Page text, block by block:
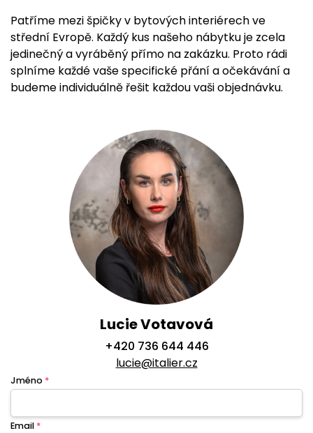
Patříme mezi špičky v bytových interiérech ve
střední Evropě. Každý kus našeho nábytku je zcela
jedinečný a vyráběný přímo na zakázku. Proto rádi
splníme každé vaše specifické přání a očekávání a
budeme individuálně řešit každou vaši objednávku.
Lucie Votavová
+420 736 644 446
lucie@italier.cz
Jméno *
Email *